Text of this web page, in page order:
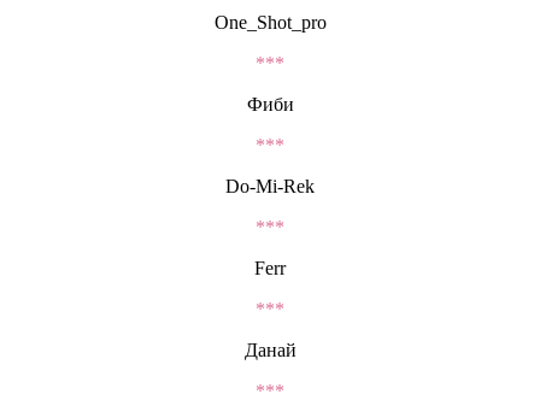
One_Shot_pro
***
Фиби
***
Do-Mi-Rek
***
Ferr
***
Данай